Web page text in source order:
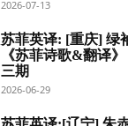
2026-07-13
苏菲英译: [重庆] 绿
《苏菲诗歌&翻译
三期
2026-06-29